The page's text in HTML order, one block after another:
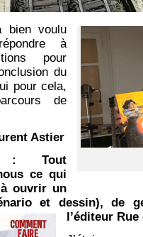
bien voulu
à
pour
du
pour cela,
de
Astier
Tout
ce qui
ouvrir un
et dessin), de
l’éditeur Rue